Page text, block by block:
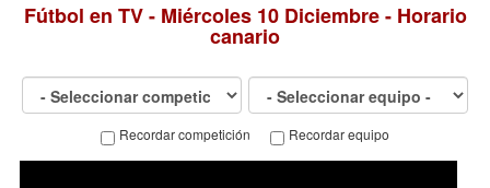
Fútbol en TV - Miércoles 10 Diciembre - Horario
canario
Recordar competición Recordar equipo